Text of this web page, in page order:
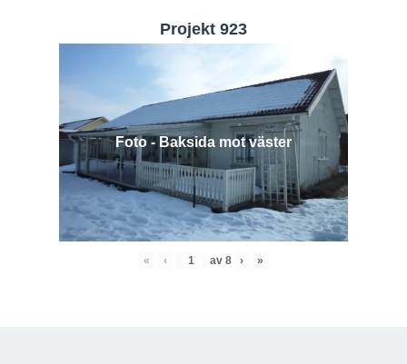
Projekt 923
Foto - Baksida mot väster
« ‹ av 8 › »